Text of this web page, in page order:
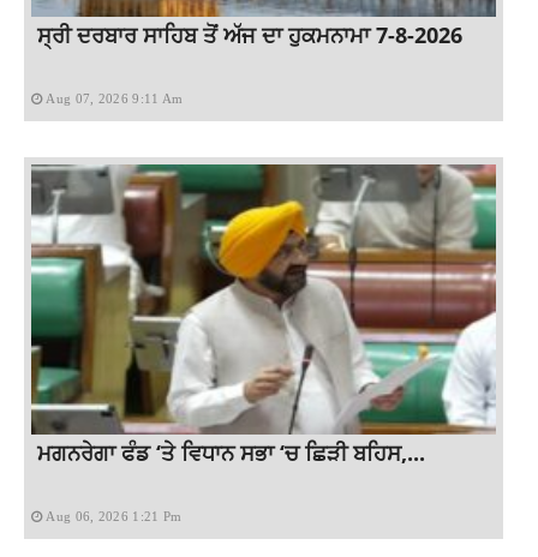
ਸ੍ਰੀ ਦਰਬਾਰ ਸਾਹਿਬ ਤੋਂ ਅੱਜ ਦਾ ਹੁਕਮਨਾਮਾ 7-8-2026
Aug 07, 2026 9:11 Am
ਮਗਨਰੇਗਾ ਫੰਡ ‘ਤੇ ਵਿਧਾਨ ਸਭਾ ‘ਚ ਛਿੜੀ ਬਹਿਸ,...
Aug 06, 2026 1:21 Pm